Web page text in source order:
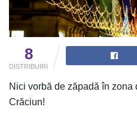
8
DISTRIBUIRI
Nici vorbă de zăpadă în
Crăciun!